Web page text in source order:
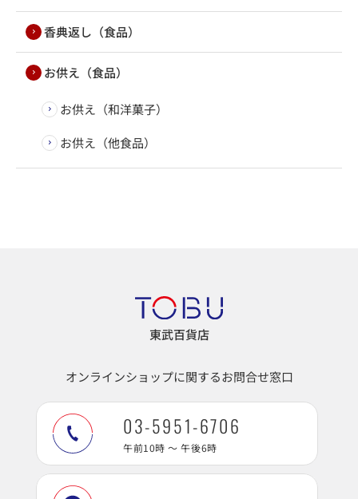
香典返し（食品）
お供え（食品）
お供え（和洋菓子）
お供え（他食品）
東武百貨店
オンラインショップに関するお問合せ窓口
03-5951-6706
午前10時 ～ 午後6時